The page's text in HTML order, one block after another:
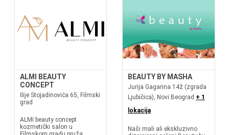
ALMI BEAUTY
CONCEPT
Ilije Stojadinovića 65, Filmski
grad
ALMI beauty concept
kozmetički salon u
BEAUTY BY MASHA
Jurija Gagarina 14ž (zgrada
Ljubičica), Novi Beograd + 1
lokacija
Naši mali ali ekskluzivno